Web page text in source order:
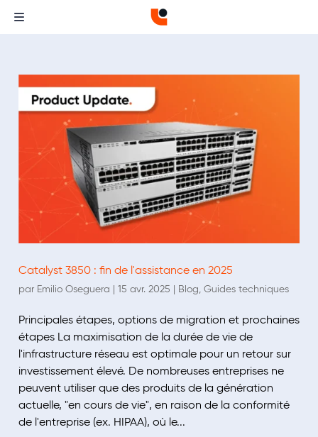
Catalyst 3850 : fin de l'assistance en 2025
par Emilio Oseguera | 15 avr. 2025 | Blog, Guides techniques
Principales étapes, options de migration et prochaines
étapes La maximisation de la durée de vie de
l'infrastructure réseau est optimale pour un retour sur
investissement élevé. De nombreuses entreprises ne
peuvent utiliser que des produits de la génération
actuelle, "en cours de vie", en raison de la conformité
de l'entreprise (ex. HIPAA), où le...